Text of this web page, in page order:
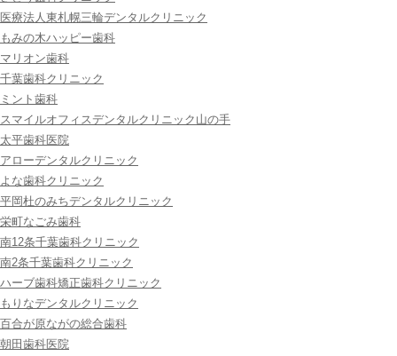
医療法人東札幌三輪デンタルクリニック
もみの木ハッピー歯科
マリオン歯科
千葉歯科クリニック
ミント歯科
スマイルオフィスデンタルクリニック山の手
太平歯科医院
アローデンタルクリニック
よな歯科クリニック
平岡杜のみちデンタルクリニック
栄町なごみ歯科
南12条千葉歯科クリニック
南2条千葉歯科クリニック
ハーブ歯科矯正歯科クリニック
もりなデンタルクリニック
百合が原ながの総合歯科
朝田歯科医院